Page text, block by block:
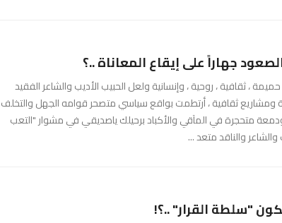
جهاراً على إيقاع المعاناة ..؟
، ثقافية ، روحية ، وإنسانية ولعل الحبيب الأديب والشاعر الفقيد
ثقافية ، أرتطمت بواقع سياسي متصحر قوامه الجهل والتخلف
متحجرة في المآقي والأكباد برحيلك ياصديقي في مشوار "التعب
والناقد متعد ...
"سلطة القرار" ..؟!